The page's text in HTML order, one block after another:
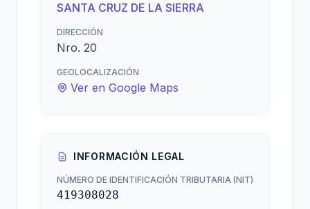
SANTA CRUZ DE LA SIERRA
DIRECCIÓN
Nro. 20
GEOLOCALIZACIÓN
Ver en Google Maps
INFORMACIÓN LEGAL
NÚMERO DE IDENTIFICACIÓN TRIBUTARIA (NIT)
419308028